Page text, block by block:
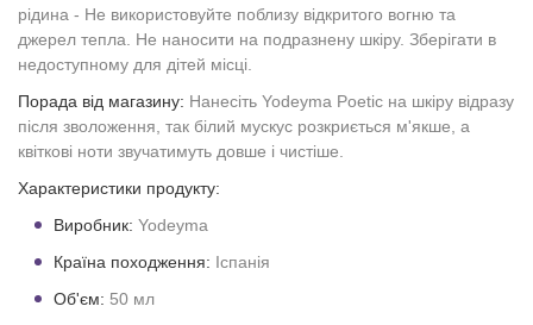
рідина - Не використовуйте поблизу відкритого вогню та
джерел тепла. Не наносити на подразнену шкіру. Зберігати в
недоступному для дітей місці.
Порада від магазину: Нанесіть Yodeyma Poetic на шкіру відразу
після зволоження, так білий мускус розкриється м'якше, а
квіткові ноти звучатимуть довше і чистіше.
Характеристики продукту:
Виробник: Yodeyma
Країна походження: Іспанія
Об'єм: 50 мл